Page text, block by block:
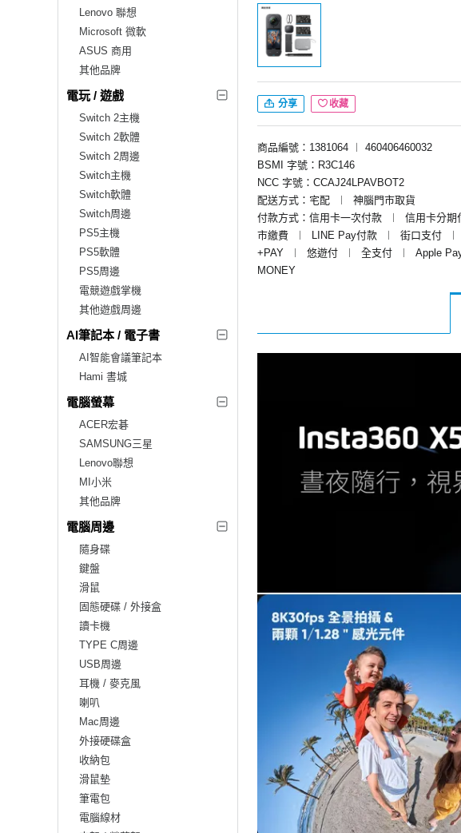
Lenovo 聯想
Microsoft 微軟
ASUS 商用
其他品牌
電玩 / 遊戲
Switch 2主機
Switch 2軟體
Switch 2周邊
Switch主機
Switch軟體
Switch周邊
PS5主機
PS5軟體
PS5周邊
電競遊戲掌機
其他遊戲周邊
AI筆記本 / 電子書
AI智能會議筆記本
Hami 書城
電腦螢幕
ACER宏碁
SAMSUNG三星
Lenovo聯想
MI小米
其他品牌
電腦周邊
隨身碟
鍵盤
滑鼠
固態硬碟 / 外接盒
讀卡機
TYPE C周邊
USB周邊
耳機 / 麥克風
喇叭
Mac周邊
外接硬碟盒
收納包
滑鼠墊
筆電包
電腦線材
分享 收藏
商品編號：1381064 ︱
460406460032
BSMI 字號：R3C146
NCC 字號：CCAJ24LPAVBOT2
配送方式：宅配
︱
神腦門市取貨
付款方式：信用卡一次付款
︱ 信用卡分期
市繳費
︱ LINE Pay付款 ︱ 街口支付 ︱
+PAY
︱ 悠遊付 ︱ 全支付 ︱ Apple
MONEY